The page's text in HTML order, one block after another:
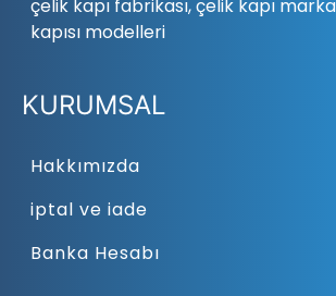
çelik kapı fabrikası, çelik kapı
kapısı modelleri
KURUMSAL
Hakkımızda
iptal ve iade
Banka Hesabı